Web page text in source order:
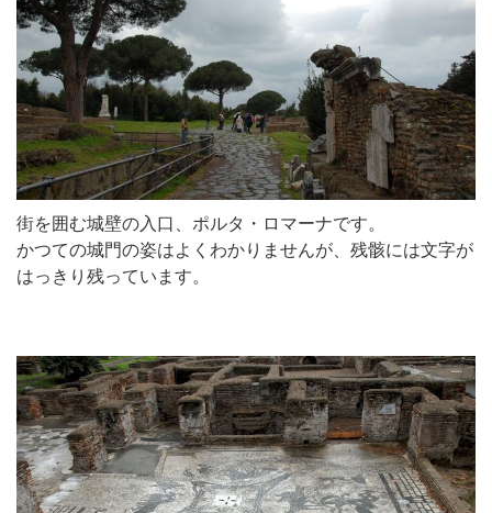
街を囲む城壁の入口、ポルタ・ロマーナです。
かつての城門の姿はよくわかりませんが、残骸には文字が
はっきり残っています。